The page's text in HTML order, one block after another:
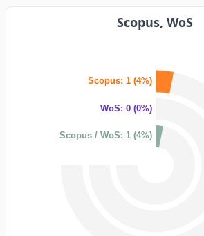
Scopus, WoS
Scopus: 1 (4%)
WoS: 0 (0%)
Scopus / WoS: 1 (4%)